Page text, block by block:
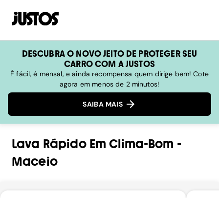
DESCUBRA O NOVO JEITO DE PROTEGER SEU
CARRO COM A JUSTOS
É fácil, é mensal, e ainda recompensa quem dirige bem! Cote
agora em menos de 2 minutos!
SAIBA MAIS
Lava RápidoEmClima-Bom -
Maceio